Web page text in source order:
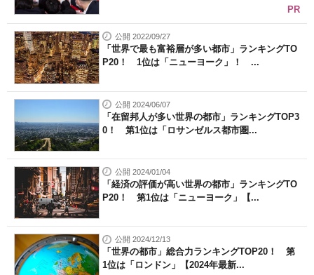
PR
公開 2022/09/27
「世界で最も富裕層が多い都市」ランキングTO
P20！ 1位は「ニューヨーク」！ ...
公開 2024/06/07
「在留邦人が多い世界の都市」ランキングTOP3
0！ 第1位は「ロサンゼルス都市圏...
公開 2024/01/04
「経済の評価が高い世界の都市」ランキングTO
P20！ 第1位は「ニューヨーク」【...
公開 2024/12/13
「世界の都市」総合力ランキングTOP20！ 第
1位は「ロンドン」【2024年最新...